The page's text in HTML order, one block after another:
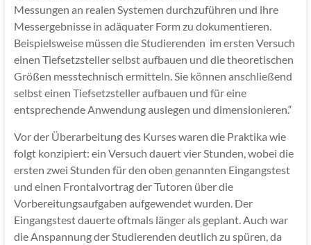
Messungen an realen Systemen durchzuführen und ihre
Messergebnisse in adäquater Form zu dokumentieren.
Beispielsweise müssen die Studierenden im ersten Versuch
einen Tiefsetzsteller selbst aufbauen und die theoretischen
Größen messtechnisch ermitteln. Sie können anschließend
selbst einen Tiefsetzsteller aufbauen und für eine
entsprechende Anwendung auslegen und dimensionieren.“
Vor der Überarbeitung des Kurses waren die Praktika wie
folgt konzipiert: ein Versuch dauert vier Stunden, wobei die
ersten zwei Stunden für den oben genannten Eingangstest
und einen Frontalvortrag der Tutoren über die
Vorbereitungsaufgaben aufgewendet wurden. Der
Eingangstest dauerte oftmals länger als geplant. Auch war
die Anspannung der Studierenden deutlich zu spüren, da